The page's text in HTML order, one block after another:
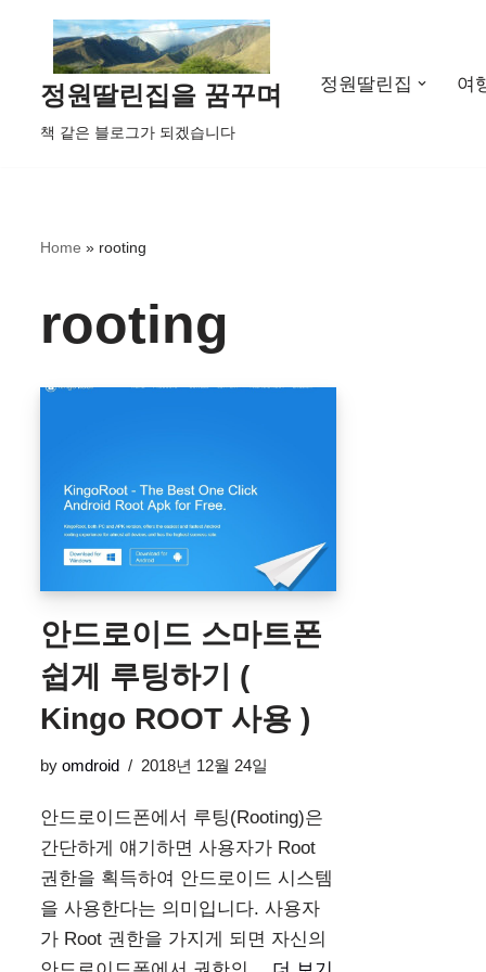
정원딸린집을 꿈꾸며
책 같은 블로그가 되겠습니다
정원딸린집 여
Home » rooting
rooting
안드로이드 스마트폰
쉽게 루팅하기 (
Kingo ROOT 사용 )
by omdroid 2018년 12월 24일
안드로이드폰에서 루팅(Rooting)은
간단하게 얘기하면 사용자가 Root
권한을 획득하여 안드로이드 시스템
을 사용한다는 의미입니다. 사용자
가 Root 권한을 가지게 되면 자신의